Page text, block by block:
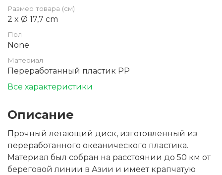
Размер товара (см)
2 x Ø 17,7 cm
Пол
None
Материал
Переработанный пластик PP
Все характеристики
Описание
Прочный летающий диск, изготовленный из
переработанного океанического пластика.
Материал был собран на расстоянии до 50 км от
береговой линии в Азии и имеет крапчатую